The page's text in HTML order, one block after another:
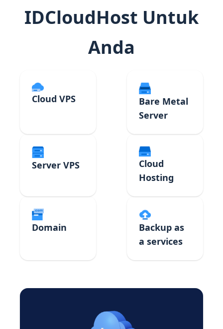
IDCloudHost Untuk
Anda
Cloud VPS
Bare Metal
Server
Server VPS
Cloud
Hosting
Domain
Backup as
a services